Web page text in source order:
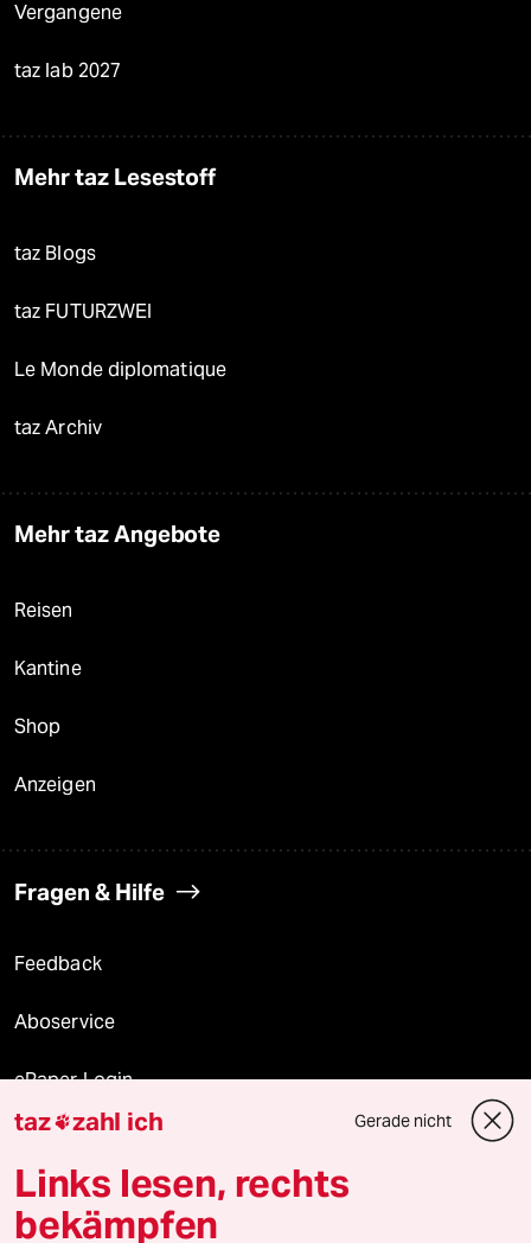
Vergangene
taz lab 2027
Mehr taz Lesestoff
taz Blogs
taz FUTURZWEI
Le Monde diplomatique
taz Archiv
Mehr taz Angebote
Reisen
Kantine
Shop
Anzeigen
Fragen & Hilfe
Feedback
Aboservice
ePaper Login
Downloads für Abonnierende
taz zahl ich Gerade nicht
Links lesen, rechts
bekämpfen